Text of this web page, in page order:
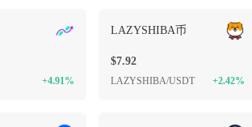
+4.91%
LAZYSHIBA币
$7.92
LAZYSHIBA/USDT +2.42%